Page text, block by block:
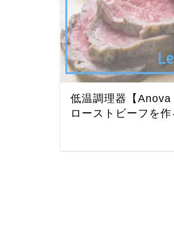
低温調理器【
ローストビーフを作